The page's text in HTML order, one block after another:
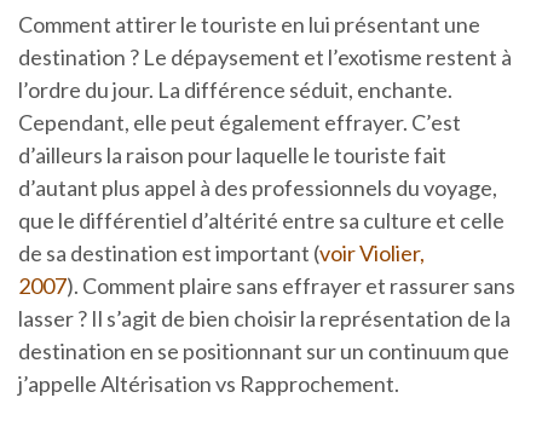
Comment attirer le touriste en lui présentant une
destination ? Le dépaysement et l’exotisme restent à
l’ordre du jour. La différence séduit, enchante.
Cependant, elle peut également effrayer. C’est
d’ailleurs la raison pour laquelle le touriste fait
d’autant plus appel à des professionnels du voyage,
que le différentiel d’altérité entre sa culture et celle
de sa destination est important (voir Violier,
2007). Comment plaire sans effrayer et rassurer sans
lasser ? Il s’agit de bien choisir la représentation de la
destination en se positionnant sur un continuum que
j’appelle Altérisation vs Rapprochement.